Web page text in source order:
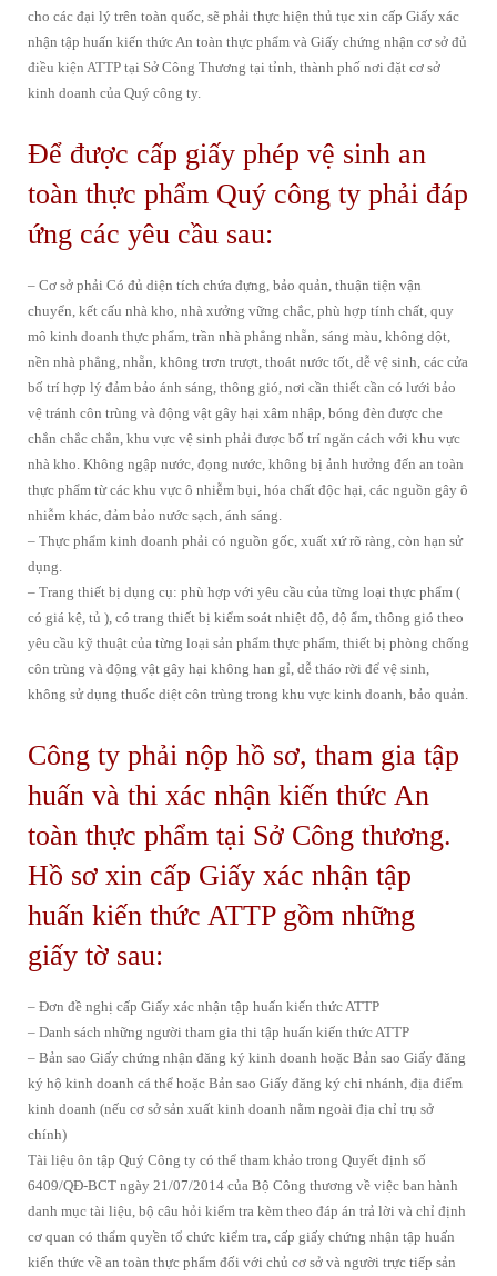
cho các đại lý trên toàn quốc, sẽ phải thực hiện thủ tục xin cấp Giấy xác
nhận tập huấn kiến thức An toàn thực phẩm và Giấy chứng nhận cơ sở đủ
điều kiện ATTP tại Sở Công Thương tại tỉnh, thành phố nơi đặt cơ sở
kinh doanh của Quý công ty.
Để được cấp giấy phép vệ sinh an
toàn thực phẩm Quý công ty phải đáp
ứng các yêu cầu sau:
– Cơ sở phải Có đủ diện tích chứa đựng, bảo quản, thuận tiện vận
chuyển, kết cấu nhà kho, nhà xưởng vững chắc, phù hợp tính chất, quy
mô kinh doanh thực phẩm, trần nhà phẳng nhẵn, sáng màu, không dột,
nền nhà phẳng, nhẵn, không trơn trượt, thoát nước tốt, dễ vệ sinh, các cửa
bố trí hợp lý đảm bảo ánh sáng, thông gió, nơi cần thiết cần có lưới bảo
vệ tránh côn trùng và động vật gây hại xâm nhập, bóng đèn được che
chắn chắc chắn, khu vực vệ sinh phải được bố trí ngăn cách với khu vực
nhà kho. Không ngập nước, đọng nước, không bị ảnh hưởng đến an toàn
thực phẩm từ các khu vực ô nhiễm bụi, hóa chất độc hại, các nguồn gây ô
nhiễm khác, đảm bảo nước sạch, ánh sáng.
– Thực phẩm kinh doanh phải có nguồn gốc, xuất xứ rõ ràng, còn hạn sử
dụng.
– Trang thiết bị dụng cụ: phù hợp với yêu cầu của từng loại thực phẩm (
có giá kệ, tủ ), có trang thiết bị kiểm soát nhiệt độ, độ ẩm, thông gió theo
yêu cầu kỹ thuật của từng loại sản phẩm thực phẩm, thiết bị phòng chống
côn trùng và động vật gây hại không han gỉ, dễ tháo rời để vệ sinh,
không sử dụng thuốc diệt côn trùng trong khu vực kinh doanh, bảo quản.
Công ty phải nộp hồ sơ, tham gia tập
huấn và thi xác nhận kiến thức An
toàn thực phẩm tại Sở Công thương.
Hồ sơ xin cấp Giấy xác nhận tập
huấn kiến thức ATTP gồm những
giấy tờ sau:
– Đơn đề nghị cấp Giấy xác nhận tập huấn kiến thức ATTP
– Danh sách những người tham gia thi tập huấn kiến thức ATTP
– Bản sao Giấy chứng nhận đăng ký kinh doanh hoặc Bản sao Giấy đăng
ký hộ kinh doanh cá thể hoặc Bản sao Giấy đăng ký chi nhánh, địa điểm
kinh doanh (nếu cơ sở sản xuất kinh doanh nằm ngoài địa chỉ trụ sở
chính)
Tài liệu ôn tập Quý Công ty có thể tham khảo trong Quyết định số
6409/QĐ-BCT ngày 21/07/2014 của Bộ Công thương về việc ban hành
danh mục tài liệu, bộ câu hỏi kiểm tra kèm theo đáp án trả lời và chỉ định
cơ quan có thẩm quyền tổ chức kiểm tra, cấp giấy chứng nhận tập huấn
kiến thức về an toàn thực phẩm đối với chủ cơ sở và người trực tiếp sản